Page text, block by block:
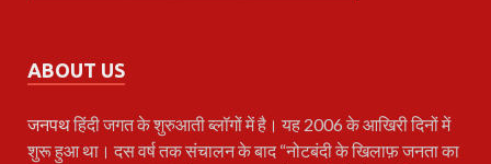
ABOUT US
जनपथहिंदी जगत के शुरुआती ब्लॉगों में है। यह 2006 के आखिरी दिनों में
शुरू हुआ था। दस वर्ष तक संचालन के बाद “नोटबंदी के खिलाफ़ जनता का